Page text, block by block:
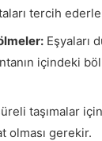
tercih
Eşyaları
içindeki
taşımalar
olması gerekir.